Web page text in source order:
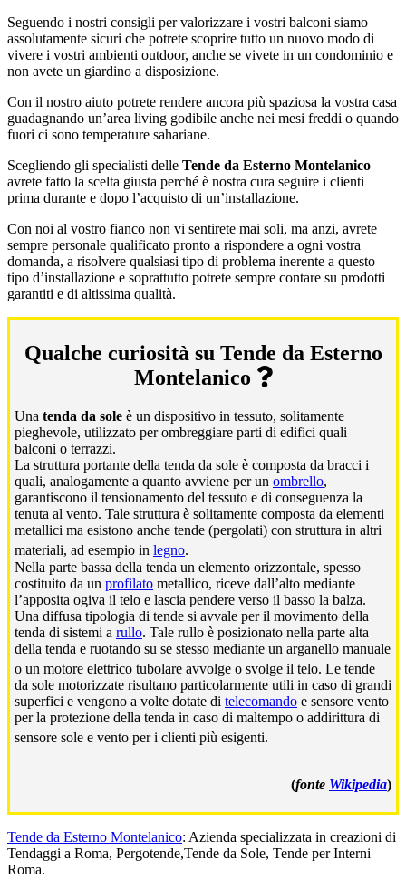
Seguendo i nostri consigli per valorizzare i vostri balconi siamo
assolutamente sicuri che potrete scoprire tutto un nuovo modo di
vivere i vostri ambienti outdoor, anche se vivete in un condominio e
non avete un giardino a disposizione.
Con il nostro aiuto potrete rendere ancora più spaziosa la vostra casa
guadagnando un’area living godibile anche nei mesi freddi o quando
fuori ci sono temperature sahariane.
Scegliendo gli specialisti delle Tende da Esterno Montelanico
avrete fatto la scelta giusta perché è nostra cura seguire i clienti
prima durante e dopo l’acquisto di un’installazione.
Con noi al vostro fianco non vi sentirete mai soli, ma anzi, avrete
sempre personale qualificato pronto a rispondere a ogni vostra
domanda, a risolvere qualsiasi tipo di problema inerente a questo
tipo d’installazione e soprattutto potrete sempre contare su prodotti
garantiti e di altissima qualità.
Qualche curiosità su Tende da Esterno
Montelanico
Una tenda da sole è un dispositivo in tessuto, solitamente
pieghevole, utilizzato per ombreggiare parti di edifici quali
balconi o terrazzi.
La struttura portante della tenda da sole è composta da bracci i
quali, analogamente a quanto avviene per un ombrello,
garantiscono il tensionamento del tessuto e di conseguenza la
tenuta al vento. Tale struttura è solitamente composta da elementi
metallici ma esistono anche tende (pergolati) con struttura in altri
materiali, ad esempio in legno.
Nella parte bassa della tenda un elemento orizzontale, spesso
costituito da un profilato metallico, riceve dall’alto mediante
l’apposita ogiva il telo e lascia pendere verso il basso la balza.
Una diffusa tipologia di tende si avvale per il movimento della
tenda di sistemi a rullo. Tale rullo è posizionato nella parte alta
della tenda e ruotando su se stesso mediante un arganello manuale
o un motore elettrico tubolare avvolge o svolge il telo. Le tende
da sole motorizzate risultano particolarmente utili in caso di grandi
superfici e vengono a volte dotate di telecomando e sensore vento
per la protezione della tenda in caso di maltempo o addirittura di
sensore sole e vento per i clienti più esigenti.
(fonte Wikipedia)
Tende da Esterno Montelanico: Azienda specializzata in creazioni di
Tendaggi a Roma, Pergotende,Tende da Sole, Tende per Interni
Roma.